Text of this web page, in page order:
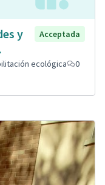
y
Acceptada
ecológica
0